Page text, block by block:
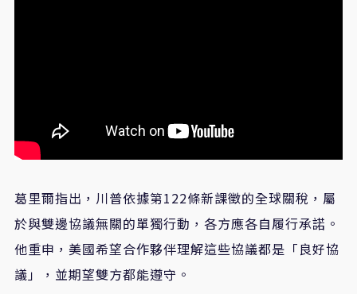
葛里爾指出，川普依據第122條新課徵的全球關稅，屬
於與雙邊協議無關的單獨行動，各方應各自履行承諾。
他重申，美國希望合作夥伴理解這些協議都是「良好協
議」，並期望雙方都能遵守。